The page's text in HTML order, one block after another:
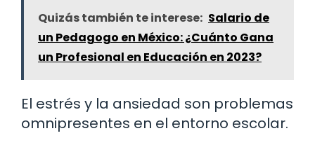
Quizás también te interese: Salario de
un Pedagogo en México: ¿Cuánto Gana
un Profesional en Educación en 2023?
El estrés y la ansiedad son problemas
omnipresentes en el entorno escolar.